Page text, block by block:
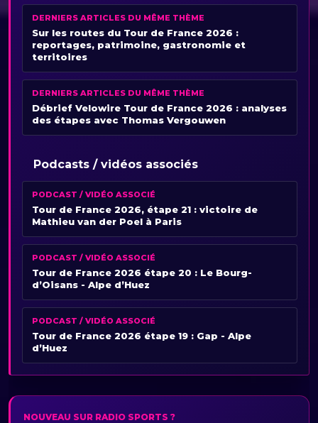
DERNIERS ARTICLES DU MÊME THÈME
Sur les routes du Tour de France 2026 :
reportages, patrimoine, gastronomie et
territoires
DERNIERS ARTICLES DU MÊME THÈME
Débrief Velowire Tour de France 2026 : analyses
des étapes avec Thomas Vergouwen
Podcasts / vidéos associés
PODCAST / VIDÉO ASSOCIÉ
Tour de France 2026, étape 21 : victoire de
Mathieu van der Poel à Paris
PODCAST / VIDÉO ASSOCIÉ
Tour de France 2026 étape 20 : Le Bourg-
d’Oisans - Alpe d’Huez
PODCAST / VIDÉO ASSOCIÉ
Tour de France 2026 étape 19 : Gap - Alpe
d’Huez
NOUVEAU SUR RADIO SPORTS ?